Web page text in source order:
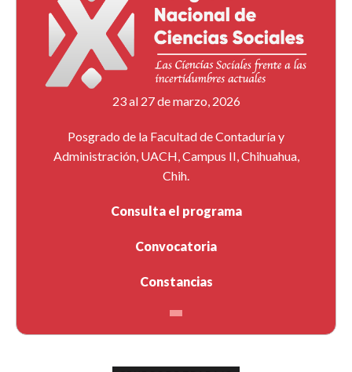
23 al 27 de marzo, 2026
Posgrado de la Facultad de Contaduría y
Administración, UACH, Campus II, Chihuahua,
Chih.
Consulta el programa
Convocatoria
Constancias